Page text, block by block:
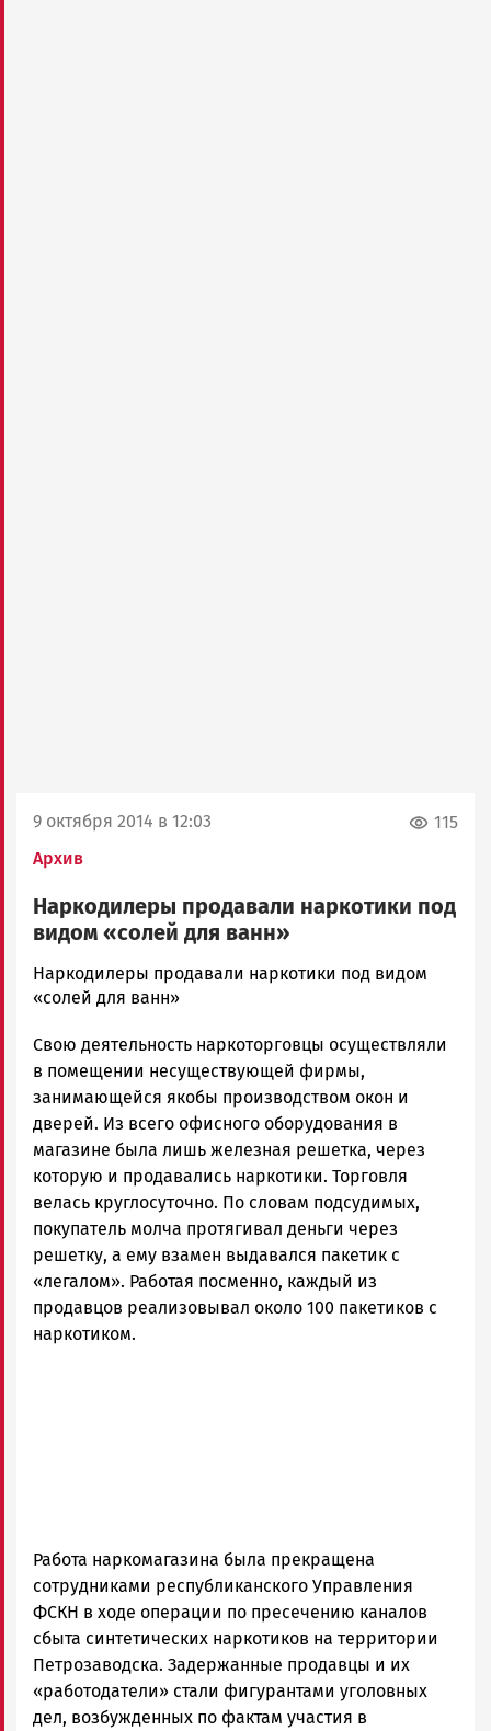
9 октября 2014 в 12:03
Архив
115
Наркодилеры продавали наркотики под
видом «солей для ванн»
admintimur
Новости
и
Карелии
|
Петрозаводск
ГОВОРИТ
Наркодилеры продавали наркотики под видом
«солей для ванн»
Свою деятельность наркоторговцы осуществляли
в помещении несуществующей фирмы,
занимающейся якобы производством окон и
дверей. Из всего офисного оборудования в
магазине была лишь железная решетка, через
которую и продавались наркотики. Торговля
велась круглосуточно. По словам подсудимых,
покупатель молча протягивал деньги через
решетку, а ему взамен выдавался пакетик с
«легалом». Работая посменно, каждый из
продавцов реализовывал около 100 пакетиков с
наркотиком.
Работа наркомагазина была прекращена
сотрудниками республиканского Управления
ФСКН в ходе операции по пресечению каналов
сбыта синтетических наркотиков на территории
Петрозаводска. Задержанные продавцы и их
«работодатели» стали фигурантами уголовных
дел, возбужденных по фактам участия в